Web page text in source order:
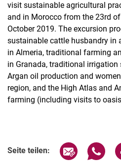
visit sustainable agricultural
and in Morocco from the 23rd
October 2019. The excursion
sustainable cattle husbandry in
in Almeria, traditional farming
in Granada, traditional irrigation
Argan oil production and
region, and the High Atlas and
farming (including visits to
Seite teilen: Seite über